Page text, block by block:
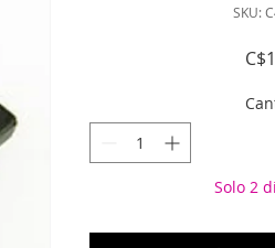
SKU:
Solo 2